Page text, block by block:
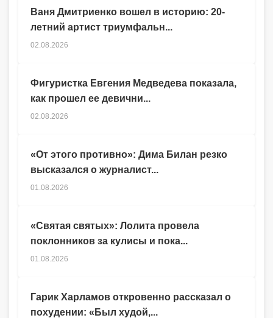
Гарик Харламов откровенно рассказал о
похудении: «Был худой,...
Ваня Дмитриенко вошел в историю: 20-
летний артист триумфальн...
02.08.2026
Фигуристка Евгения Медведева показала,
как прошел ее девични...
02.08.2026
«От этого противно»: Дима Билан резко
высказался о журналист...
01.08.2026
«Святая святых»: Лолита провела
поклонников за кулисы и пока...
01.08.2026